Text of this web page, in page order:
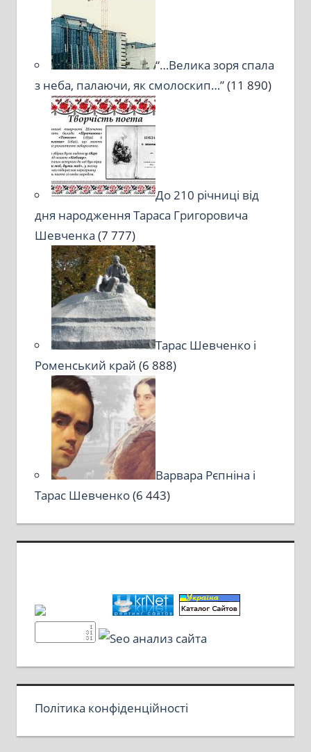
“…Велика зоря спала
з неба, палаючи, як смолоскип…”(11 890)
До 210 річниці від
дня народження Тараса Григоровича
Шевченка (7 777)
Тарас Шевченко і
Роменський край (6 888)
Варвара Рєпніна і
Тарас Шевченко(6 443)
Політика конфіденційності